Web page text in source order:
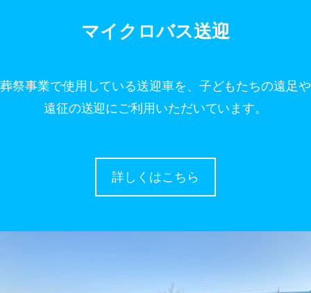
マイクロバス送迎
葬祭事業で使用している送迎車を、子どもたちの遠足や
遠征の送迎にご利用いただいています。
詳しくはこちら